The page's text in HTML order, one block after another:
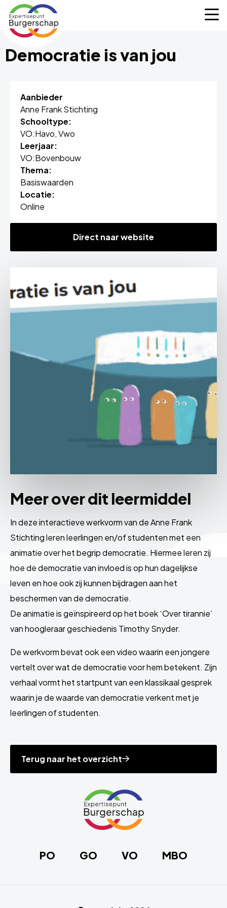
Expertisepunt
Burgerschap
Democratie is van jou
Aanbieder
Anne Frank Stichting
Schooltype:
VO:Havo,Vwo
Leerjaar:
VO:Bovenbouw
Thema:
Basiswaarden
Locatie:
Online
Direct naar website
Meer over dit leermiddel
In deze interactieve werkvorm van de Anne Frank
Stichting leren leerlingen en/of studenten met een
animatie over het begrip democratie. Hiermee leren zij
hoe de democratie van invloed is op hun dagelijkse
leven en hoe ook zij kunnen bijdragen aan het
beschermen van de democratie.
De animatie is geïnspireerd op het boek ‘Over tirannie’
van hoogleraar geschiedenis Timothy Snyder.
De werkvorm bevat ook een video waarin een jongere
vertelt over wat de democratie voor hem betekent. Zijn
verhaal vormt het startpunt van een klassikaal gesprek
waarin je de waarde van democratie verkent met je
leerlingen of studenten.
Terug naar het overzicht
PO GO VO MBO